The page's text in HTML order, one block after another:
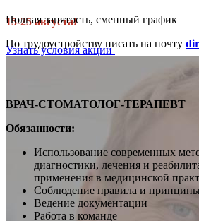
15-25 августа!
Узнать условия акции
Полная занятость, сменный график
По трудоустройству писать на почту
ВРАЧ-СТОМАТОЛОГ-ТЕРАПЕВТ
Обязанности:
Использование современных
диагностики, лечения и
применения в медицинской
Соблюдение правила и
Ведение документации
Работа в команде